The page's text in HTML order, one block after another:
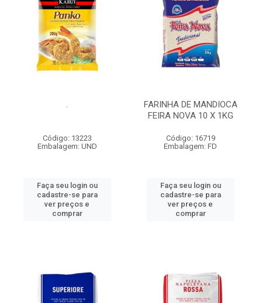
.
Código: 13223
Embalagem: UND
Faça seu login ou
cadastre-se para
ver preços e
comprar
FARINHA DE MANDIOCA
FEIRA NOVA 10 X 1KG
Código: 16719
Embalagem: FD
Faça seu login ou
cadastre-se para
ver preços e
comprar